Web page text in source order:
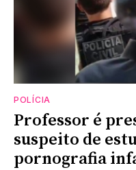
POLÍCIA
Professor é
suspeito de
pornografia